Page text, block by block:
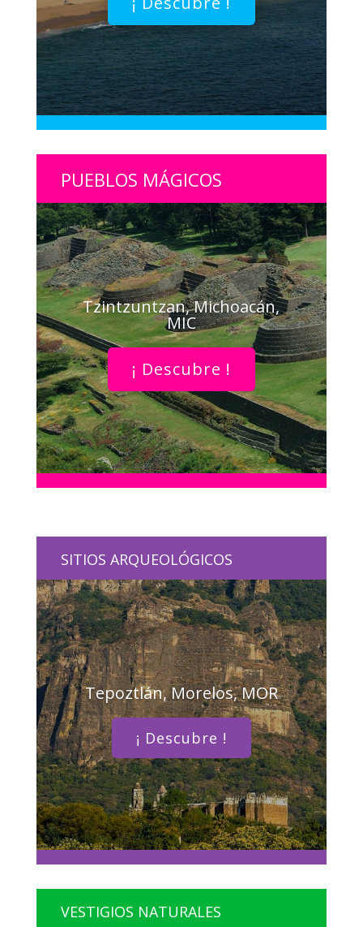
PUEBLOS MÁGICOS
Tzintzuntzan, Michoacán,
MIC
¡ Descubre !
SITIOS ARQUEOLÓGICOS
Tepoztlán, Morelos, MOR
¡ Descubre !
VESTIGIOS NATURALES